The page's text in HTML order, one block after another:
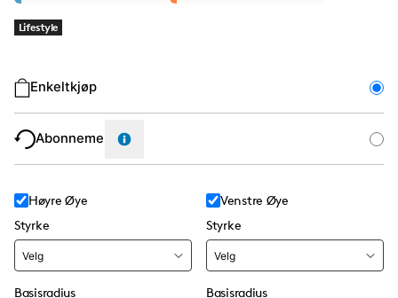
Lifestyle
Enkeltkjøp
Abonnement
Høyre Øye
Styrke
Basisradius
Venstre Øye
Styrke
Basisradius